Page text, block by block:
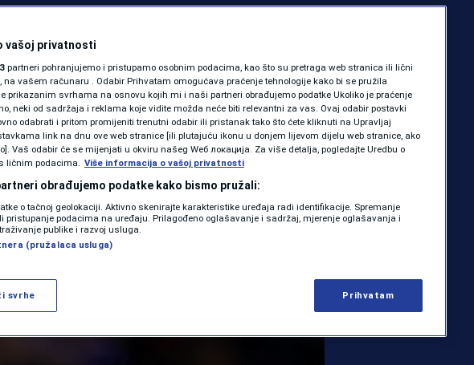
SHOWBIZ
KOLUMNE
PODCAST
N1 SPECIJAL
FENOMENI
NEISTRAŽENO
VIRALNO
porodice,
srbijanska
dušu i
tokom
| OSTALI SPORTOVI | 0 komentara
Više
vašoj privatnosti
partneri pohranjujemo i pristupamo osobnim podacima, kao što su pretraga web stranica ili lični
na vašem računaru . Odabir Prihvatam omogućava praćenje tehnologije kako bi se pružila
prikazanim svrhama na osnovu kojih mi i naši partneri obrađujemo podatke Ukoliko je praćenje
neki od sadržaja i reklama koje vidite možda neće biti relevantni za vas. Ovaj odabir postavki
odabrati i pritom promijeniti trenutni odabir ili pristanak tako što ćete kliknuti na Upravljaj
link na dnu ove web stranice [ili plutajuću ikonu u donjem lijevom dijelu web stranice, ako
Vaš odabir će se mijenjati u okviru našeg Wеб локација. Za više detalja, pogledajte Uredbu o
ličnim podacima. Više informacija o vašoj privatnosti
obrađujemo podatke kako bismo pružali:
o tačnoj geolokaciji. Aktivno skenirajte karakteristike uređaja radi identifikacije. Spremanje
pristupanje podacima na uređaju. Prilagođeno oglašavanje i sadržaj, mjerenje oglašavanja i
publike i razvoj usluga.
(pružalaca usluga)
svrhe Prihvatam